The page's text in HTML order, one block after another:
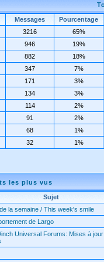
Messages
Pourcentage
3216
65%
946
19%
882
18%
347
7%
171
3%
134
3%
114
2%
91
2%
68
1%
32 1%
les plus vus
Sujet
la semaine / This week's smile
de Largo
Universal Forums: Mises à